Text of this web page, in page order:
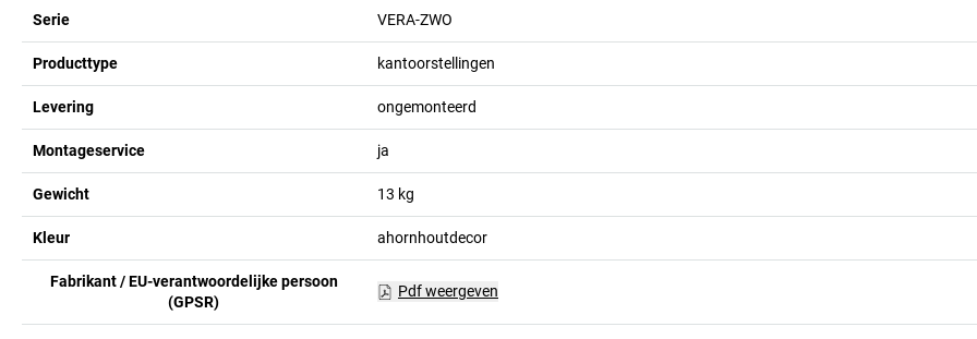
Serie VERA-ZWO
Producttype kantoorstellingen
Levering ongemonteerd
Montageservice ja
Gewicht 13 kg
Kleur ahornhoutdecor
Fabrikant / EU-verantwoordelijke persoon
(GPSR)
Pdf weergeven